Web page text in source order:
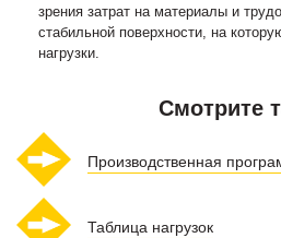
зрения затрат на материалы и
стабильной поверхности, на
нагрузки.
Смотрите
Производственная
Таблица нагрузок